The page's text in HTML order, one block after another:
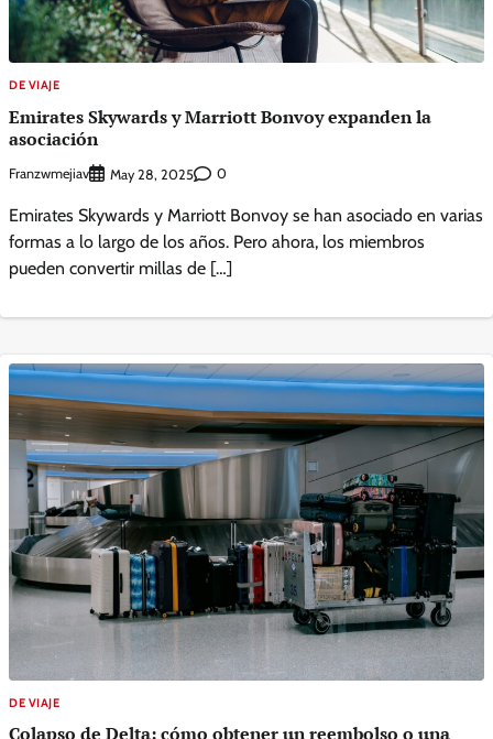
DE VIAJE
Emirates Skywards y Marriott Bonvoy expanden la
asociación
Franzwmejiav May 28, 2025 0
Emirates Skywards y Marriott Bonvoy se han asociado en varias
formas a lo largo de los años. Pero ahora, los miembros
pueden convertir millas de […]
DE VIAJE
Colapso de Delta: cómo obtener un reembolso o una